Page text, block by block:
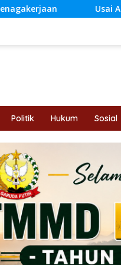
Usai Aksi Warga, DPRD
Politik Hukum Sosial